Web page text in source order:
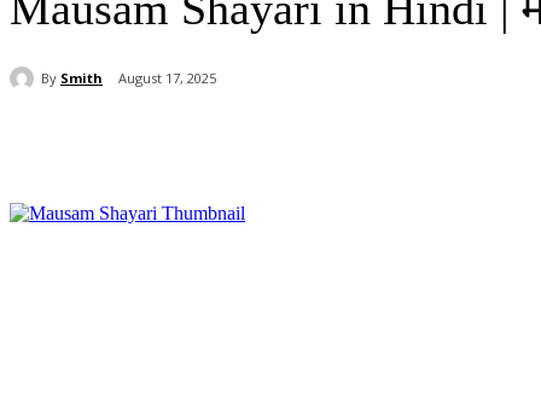
By Smith August 17, 2025